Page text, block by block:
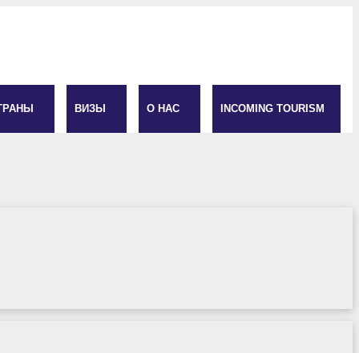
ВИЗЫ О НАС INCOMING TOURISM